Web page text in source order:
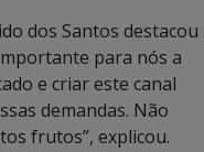
dos Santos destacou
para nós a
e criar este canal
demandas. Não
frutos”, explicou.